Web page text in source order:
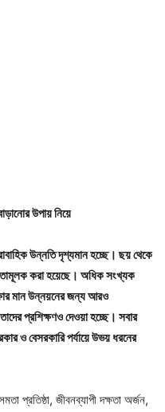
উপায় নিয়ে
উন্নতি দৃশ্যমান হচ্ছে। ছয় থেকে
করা হয়েছে। অধিক সংখ্যক
মান উন্নয়নের জন্য আরও
প্রশিক্ষণও দেওয়া হচ্ছে। সবার
ও বেসরকারি পর্যায়ে উভয় ধরনের
প্রতিষ্ঠা, জীবনব্যাপী দক্ষতা অর্জন,